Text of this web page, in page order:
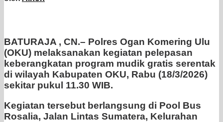
BATURAJA , CN.– Polres Ogan Komering Ulu
(OKU) melaksanakan kegiatan pelepasan
keberangkatan program mudik gratis serentak
di wilayah Kabupaten OKU, Rabu (18/3/2026)
sekitar pukul 11.30 WIB.
Kegiatan tersebut berlangsung di Pool Bus
Rosalia, Jalan Lintas Sumatera, Kelurahan